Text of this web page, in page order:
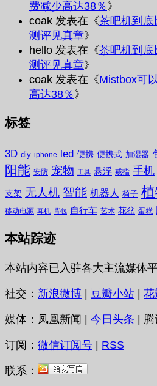
费减少高达38％ 》
coak 发表在《茶吧机到底
测评见真章》
hello 发表在《茶吧机到底
测评见真章》
coak 发表在《Mistbox可
高达38％ 》
标签
3D diy iphone led 便携 便携式 加湿器
阳能 安防 宠物 工具 悬浮 戒指 手机
支架 无人机 智能 机器人 椅子
移动电源 耳机 背包 自行车 艺术 花盆 蛋糕
本站踪迹
本站内容已入驻各大主流媒体平
社交： 新浪微博 | 豆瓣小站 | 花
媒体：凤凰新闻 | 今日头条 | 腾
订阅： 微信订阅号 | RSS
联系：